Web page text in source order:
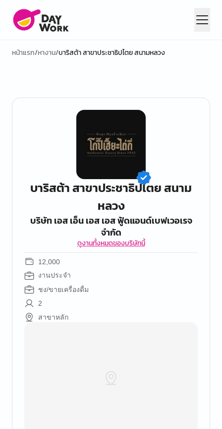
หน้าแรก/หางาน/บาริสต้า สาขาประชาธิปไตย สนามหลวง
บาริสต้า สาขาประชาธิปไตย สนาม
หลวง
บริษัท เอส เอ็น เอส เอส ฟู้ดแอนด์เบฟเวอเรจ
จำกัด
ดูงานทั้งหมดของบริษัทนี้
12,000
งานประจำ
ชง/ขายเครื่องดื่ม
2
สาขาหลัก